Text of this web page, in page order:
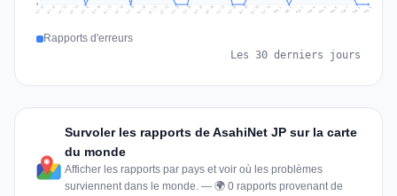
Jul 11 Jul 12 Jul 13 Jul 14 Jul 15 Jul 16 Jul 17 Jul 18 Jul 19 Jul 20 Jul 21 Jul 22 Jul 23 Jul 24 Jul 25 Jul 26 Jul 27 Jul 28 Jul 29 Jul 30 Jul 31 Aug 1 Aug 2 Aug 3 Aug 4 Aug 5 Aug 6 Aug 7 Aug 8 Aug 9
Rapports d'erreurs
Les 30 derniers jours
Survoler les rapports de AsahiNet JP sur la carte
du monde
Afficher les rapports par pays et voir où les problèmes
surviennent dans le monde. — 🌍 0 rapports provenant de